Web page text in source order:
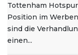
Tottenham
Position im Werben
sind die
einen...